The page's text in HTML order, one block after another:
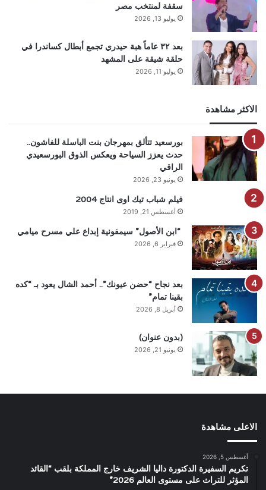
سقفة لمنتخب مصر
يوليو 13, 2026
بعد ٣٢ عاماً هبة حيدري تجمع أبطال كساندرا في
حلقة شيقة على المشهد
يوليو 11, 2026
الاكثر مشاهدة
بورسعيد تتألق بمهرجان بنت الباسلة للفاشون..
حدث يعزز السياحة ويعكس الذوق البورسعيدي
الراقي
يونيو 23, 2026
فيلم شباب تيك اوى انتاج 2004
أغسطس 21, 2019
“ابن الأصول” سيمفونية إبداع علي مسرح ميامي
فبراير 6, 2026
بعد نجاح “حضن عيونك”.. أحمد الشال يعود بـ “كده
بقينا تمام”
أبريل 8, 2026
(بدون عنوان)
يونيو 21, 2026
الاعلى مشاهدة
أغسطس 5, 2026
تكريم السفيرة الدكتورة داليا الشريف خارج المملكة بلقب “القائد
المؤثر للتراث على مستوى العالم 2026”